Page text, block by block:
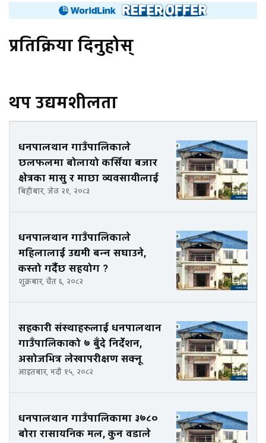
प्रतिक्रिया दिनुहोस्
थप उद्यमशीलता
धनपालथान गाउँपालिकाले
छलफलमा बोलायो कर्सिया बजार
क्षेत्रका मासु र माछा व्यवसायीलाई
बिहीबार, जेठ २१, २०८३
धनपालथान गाउँपालिकाले
महिलालाई उद्यमी बन्न सघाउने,
कस्तो गर्दैछ सहयोग ?
शुक्रबार, चैत ६, २०८२
सहकारी संस्थाहरुलाई धनपालथान
गाउँपालिकाको ७ बुँदे निर्देशन,
असोजभित्र लेखापरीक्षण सक्नू
आइतबार, भदौ १५, २०८२
धनपालथान गाउँपालिकामा ३७८०
बोरा रासायनिक मल, कुन वडाले